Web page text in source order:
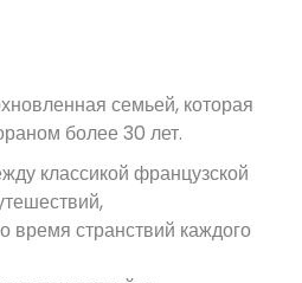
семьей, которая
более 30 лет.
классикой французской
странствий каждого